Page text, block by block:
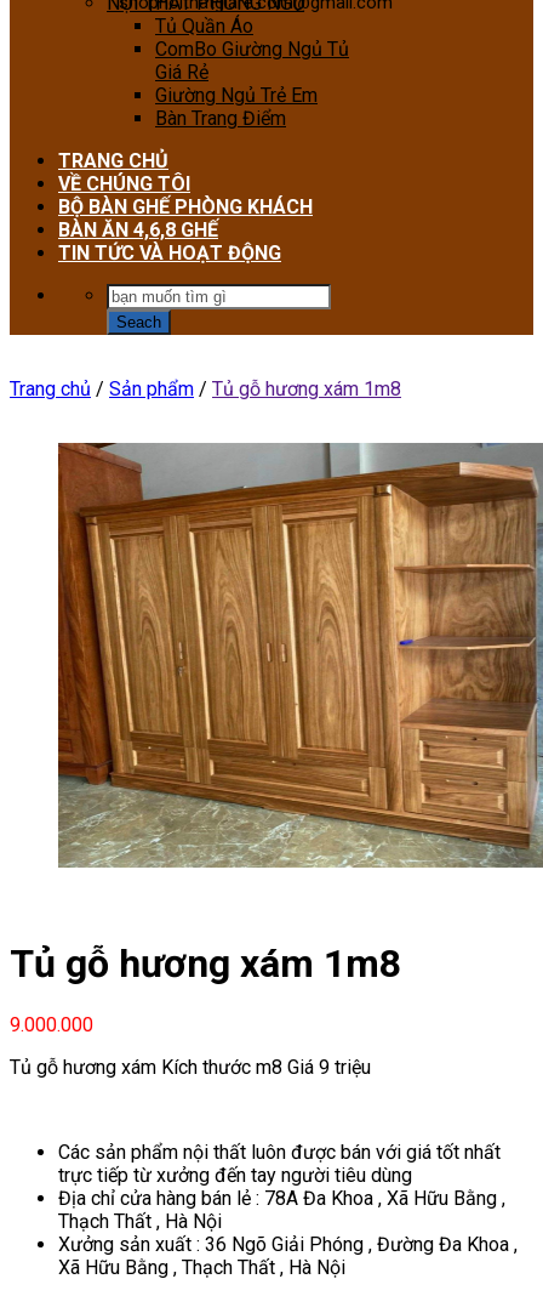
Tủ Quần Áo
ComBo Giường Ngủ Tủ
Giá Rẻ
Giường Ngủ Trẻ Em
Bàn Trang Điểm
TRANG CHỦ
VỀ CHÚNG TÔI
BỘ BÀN GHẾ PHÒNG KHÁCH
BÀN ĂN 4,6,8 GHẾ
TIN TỨC VÀ HOẠT ĐỘNG
Trang chủ / Sản phẩm / Tủ gỗ hương xám 1m8
Tủ gỗ hương xám 1m8
9.000.000
Tủ gỗ hương xám Kích thước m8 Giá 9 triệu
Các sản phẩm nội thất luôn được bán với giá tốt nhất
trực tiếp từ xưởng đến tay người tiêu dùng
Địa chỉ cửa hàng bán lẻ : 78A Đa Khoa , Xã Hữu Bằng ,
Thạch Thất , Hà Nội
Xưởng sản xuất : 36 Ngõ Giải Phóng , Đường Đa Khoa ,
Xã Hữu Bằng , Thạch Thất , Hà Nội